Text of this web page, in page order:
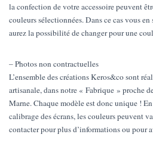
la confection de votre accessoire peuvent
couleurs sélectionnées. Dans ce cas vous
aurez la possibilité de changer pour une
– Photos non contractuelles
L’ensemble des créations Keros&co sont
artisanale, dans notre « Fabrique » proche
Marne. Chaque modèle est donc unique !
calibrage des écrans, les couleurs peuvent
contacter pour plus d’informations ou pour